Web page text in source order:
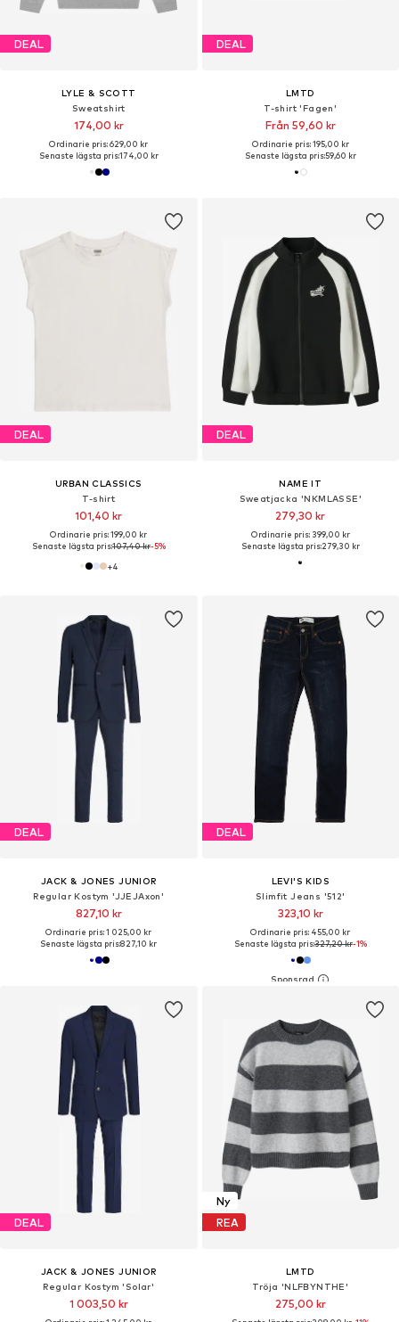
DEAL
LYLE & SCOTT
Sweatshirt
174,00 kr
Ordinarie pris: 629,00 kr
Senaste lägsta pris:174,00 kr
DEAL
LMTD
T-shirt 'Fagen'
Från 59,60 kr
Ordinarie pris: 195,00 kr
Senaste lägsta pris:59,60 kr
DEAL
URBAN CLASSICS
T-shirt
101,40 kr
Ordinarie pris: 199,00 kr
Senaste lägsta pris:107,40 kr-5%
+4
DEAL
NAME IT
Sweatjacka 'NKMLASSE'
279,30 kr
Ordinarie pris: 399,00 kr
Senaste lägsta pris:279,30 kr
DEAL
JACK & JONES JUNIOR
Regular Kostym 'JJEJAxon'
827,10 kr
Ordinarie pris: 1 025,00 kr
Senaste lägsta pris:827,10 kr
DEAL
LEVI'S KIDS
Slimfit Jeans '512'
323,10 kr
Ordinarie pris: 455,00 kr
Senaste lägsta pris:327,20 kr-1%
DEAL
JACK & JONES JUNIOR
Regular Kostym 'Solar'
1 003,50 kr
Ny
REA
LMTD
Tröja 'NLFBYNTHE'
275,00 kr